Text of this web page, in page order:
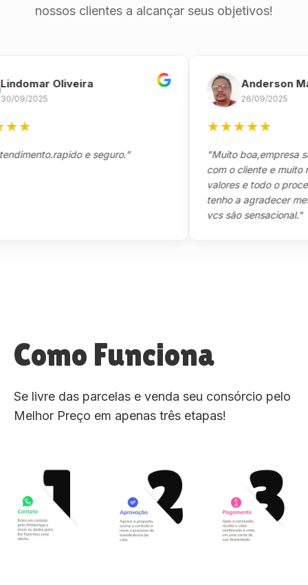
nossos clientes a alcançar seus objetivos!
Oliveira
e seguro."
Anderson
26/09/2025
★★★
"Muito boa,empresa séria
com o cliente e muito
valores e todo o processo
tenho a agradecer
vcs são sensacional."
Como Funciona
Se livre das parcelas e venda seu consórcio pelo
Melhor Preço em apenas três etapas!